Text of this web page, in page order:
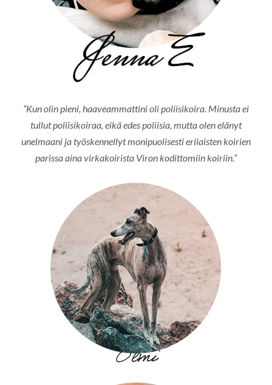
”Kun olin pieni, haaveammattini oli poliisikoira. Minusta ei
tullut poliisikoiraa, eikä edes poliisia, mutta olen elänyt
unelmaani ja työskennellyt monipuolisesti erilaisten koirien
parissa aina virkakoirista Viron kodittomiin koiriin.”